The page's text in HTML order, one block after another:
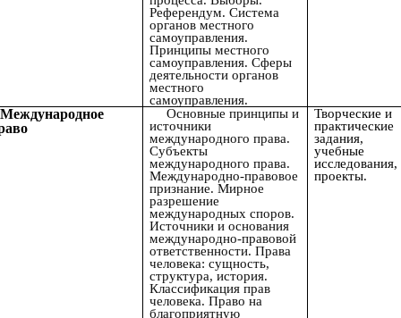
Референдум. Система
органов местного
самоуправления.
Принципы местного
самоуправления. Сферы
деятельности органов
местного
самоуправления.
Основные принципы и
источники
международного права.
Субъекты
международного права.
Международно-правовое
признание. Мирное
разрешение
международных споров.
Источники и основания
международно-правовой
ответственности. Права
человека: сущность,
структура, история.
Классификация прав
человека. Право на
благоприятную
Творческие и
практические
задания,
учебные
исследования,
проекты.